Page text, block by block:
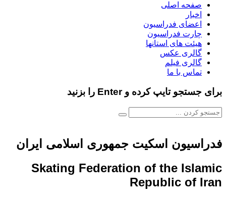
صفحه اصلی
اخبار
اعضای فدراسیون
چارت فدراسیون
هیئت های استانها
گالری عکس
گالری فیلم
تماس با ما
برای جستجو تایپ کرده و Enter را بزنید
فدراسیون اسکیت جمهوری اسلامی ایران
Skating Federation of the Islamic
Republic of Iran